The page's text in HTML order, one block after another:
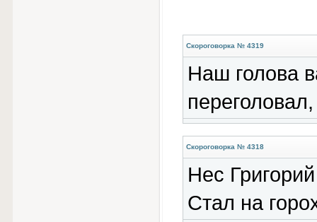
Скороговорка № 4319
Наш голова
Скороговорка № 4318
Нес
Стал на